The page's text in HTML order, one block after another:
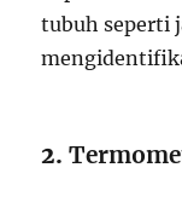
tubuh seperti
2.